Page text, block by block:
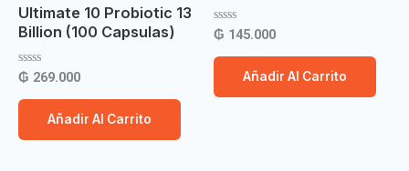
Ultimate 10 Probiotic 13
Billion (100 Capsulas)
Valorado
con
0
₲ 269.000
Añadir Al Carrito
Valorado
con
0
₲ 145.000
Añadir Al Carrito